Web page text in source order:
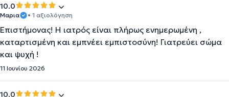
10.0
Μαρια • 1 αξιολόγηση
Επιστήμονας! Η ιατρός είναι πλήρως ενημερωμένη ,
καταρτισμένη και εμπνέει εμπιστοσύνη! Γιατρεύει σώμα
και ψυχή !
11 Ιουνίου 2026
10.0